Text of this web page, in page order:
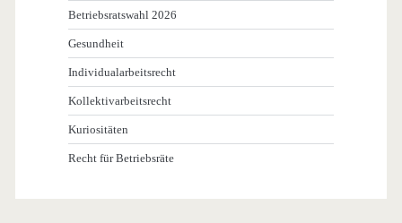
Betriebsratswahl 2026
Gesundheit
Individualarbeitsrecht
Kollektivarbeitsrecht
Kuriositäten
Recht für Betriebsräte